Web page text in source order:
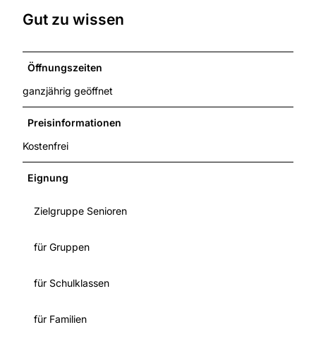
Gut zu wissen
Öffnungszeiten
ganzjährig geöffnet
Preisinformationen
Kostenfrei
Eignung
Zielgruppe Senioren
für Gruppen
für Schulklassen
für Familien